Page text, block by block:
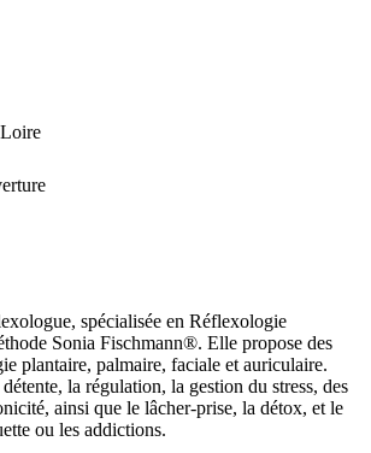
spécialisée en Réflexologie
Sonia Fischmann®. Elle propose des
plantaire, palmaire, faciale et auriculaire.
la régulation, la gestion du stress, des
ainsi que le lâcher-prise, la détox, et le
ou les addictions.